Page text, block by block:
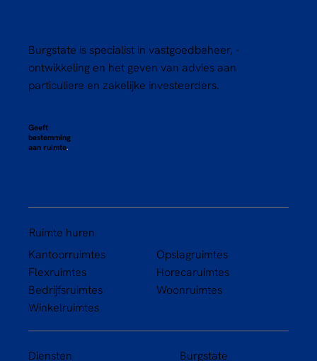
Burgstate is specialist in vastgoedbeheer, -
ontwikkeling en het geven van advies aan
particuliere en zakelijke investeerders.
Geeft
bestemming
aan ruimte.
Ruimte huren
Kantoorruimtes
Flexruimtes
Bedrijfsruimtes
Winkelruimtes
Opslagruimtes
Horecaruimtes
Woonruimtes
Diensten Burgstate